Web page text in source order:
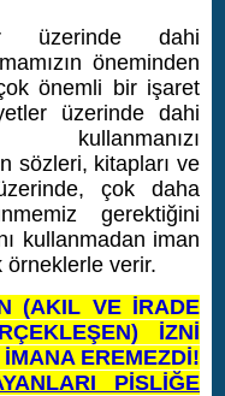
üzerinde dahi
öneminden
önemli bir işaret
üzerinde dahi
kullanmanızı
sözleri, kitapları ve
çok daha
gerektiğini
kullanmadan iman
örneklerle verir.
(AKIL VE İRADE
İZNİ
EREMEZDİ!
PİSLİĞE